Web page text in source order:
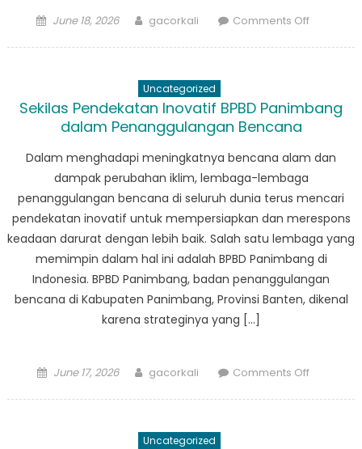
Posted
June 18, 2026 Author
gacorkali Comments Offon
BPBD
dalam
Uncategorized
Sekilas Pendekatan Inovatif BPBD Panimbang
dalam Penanggulangan Bencana
Dalam menghadapi meningkatnya bencana alam dan
dampak perubahan iklim, lembaga-lembaga
penanggulangan bencana di seluruh dunia terus mencari
pendekatan inovatif untuk mempersiapkan dan merespons
keadaan darurat dengan lebih baik. Salah satu lembaga yang
memimpin dalam hal ini adalah BPBD Panimbang di
Indonesia. BPBD Panimbang, badan penanggulangan
bencana di Kabupaten Panimbang, Provinsi Banten, dikenal
karena strateginya yang […]
Posted
June 17, 2026 Author
gacorkali Comments Offon
Uncategorized